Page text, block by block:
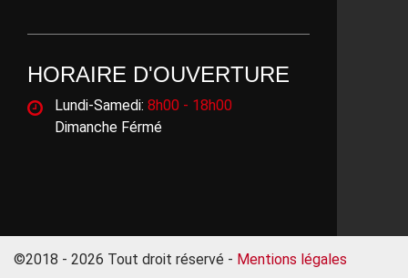
HORAIRE D'OUVERTURE
Lundi-Samedi: 8h00 - 18h00
Dimanche Férmé
©2018 - 2026 Tout droit réservé - Mentions légales